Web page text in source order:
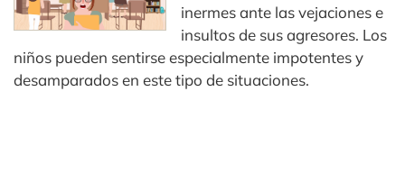
inermes ante las vejaciones e
insultos de sus agresores. Los
niños pueden sentirse especialmente impotentes y
desamparados en este tipo de situaciones.